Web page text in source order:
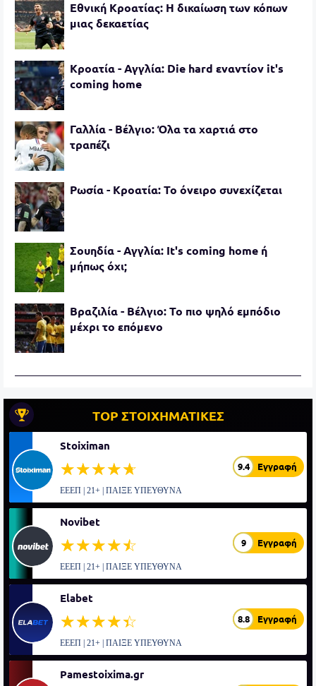
Εθνική Κροατίας: Η δικαίωση των κόπων
μιας δεκαετίας
Κροατία - Αγγλία: Die hard εναντίον it's
coming home
Γαλλία - Βέλγιο: Όλα τα χαρτιά στο
τραπέζι
Ρωσία - Κροατία: Το όνειρο συνεχίζεται
Σουηδία - Αγγλία: It's coming home ή
μήπως όχι;
Βραζιλία - Βέλγιο: Το πιο ψηλό εμπόδιο
μέχρι το επόμενο
TOP ΣΤΟΙΧΗΜΑΤΙΚΕΣ
Stoiximan
☆☆☆☆☆
★★★★★ 9.4 Εγγραφή
ΕΕΕΠ | 21+ | ΠΑΙΞΕ ΥΠΕΥΘΥΝΑ
Novibet
☆☆☆☆☆
★★★★★ 9 Εγγραφή
ΕΕΕΠ | 21+ | ΠΑΙΞΕ ΥΠΕΥΘΥΝΑ
Elabet
☆☆☆☆☆
★★★★★ 8.8 Εγγραφή
ΕΕΕΠ | 21+ | ΠΑΙΞΕ ΥΠΕΥΘΥΝΑ
Pamestoixima.gr